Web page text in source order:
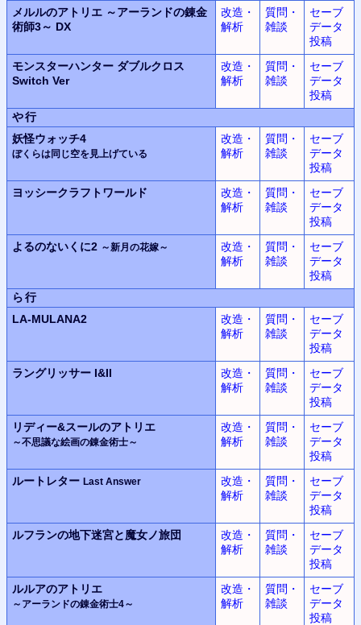
メルルのアトリエ ～アーランドの錬金
術師3～ DX
改造・
解析
質問・
雑談
セーブ
データ
投稿
モンスターハンター ダブルクロス
Switch Ver
改造・
解析
質問・
雑談
セーブ
データ
投稿
や行
妖怪ウォッチ4
ぼくらは同じ空を見上げている
改造・
解析
質問・
雑談
セーブ
データ
投稿
ヨッシークラフトワールド
改造・
解析
質問・
雑談
セーブ
データ
投稿
よるのないくに2 ～新月の花嫁～
改造・
解析
質問・
雑談
セーブ
データ
投稿
ら行
LA-MULANA2
改造・
解析
質問・
雑談
セーブ
データ
投稿
ラングリッサー I&II
改造・
解析
質問・
雑談
セーブ
データ
投稿
リディー&スールのアトリエ
～不思議な絵画の錬金術士～
改造・
解析
質問・
雑談
セーブ
データ
投稿
ルートレター Last Answer
改造・
解析
質問・
雑談
セーブ
データ
投稿
ルフランの地下迷宮と魔女ノ旅団
改造・
解析
質問・
雑談
セーブ
データ
投稿
ルルアのアトリエ
～アーランドの錬金術士4～
改造・
解析
質問・
雑談
セーブ
データ
投稿